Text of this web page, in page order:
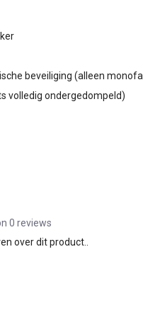
beveiliging (alleen
volledig ondergedompeld)
0 reviews
over dit product..